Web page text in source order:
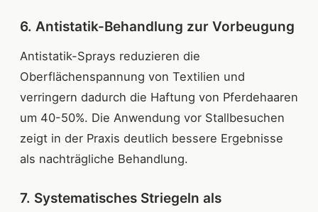
6. Antistatik-Behandlung zur Vorbeugung
Antistatik-Sprays reduzieren die
Oberflächenspannung von Textilien und
verringern dadurch die Haftung von Pferdehaaren
um 40-50%. Die Anwendung vor Stallbesuchen
zeigt in der Praxis deutlich bessere Ergebnisse
als nachträgliche Behandlung.
7. Systematisches Striegeln als